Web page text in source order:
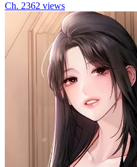
Ch. 2362 views